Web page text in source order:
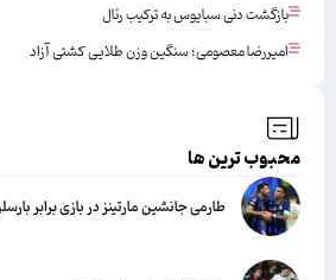
بازگشت دنی سبایوس به ترکیب رئال
امیررضا معصومی؛ سنگین وزن طلایی کشتی آزاد
محبوب ترین ها
طارمی جانشین مارتینز در بازی برابر بارسلونا